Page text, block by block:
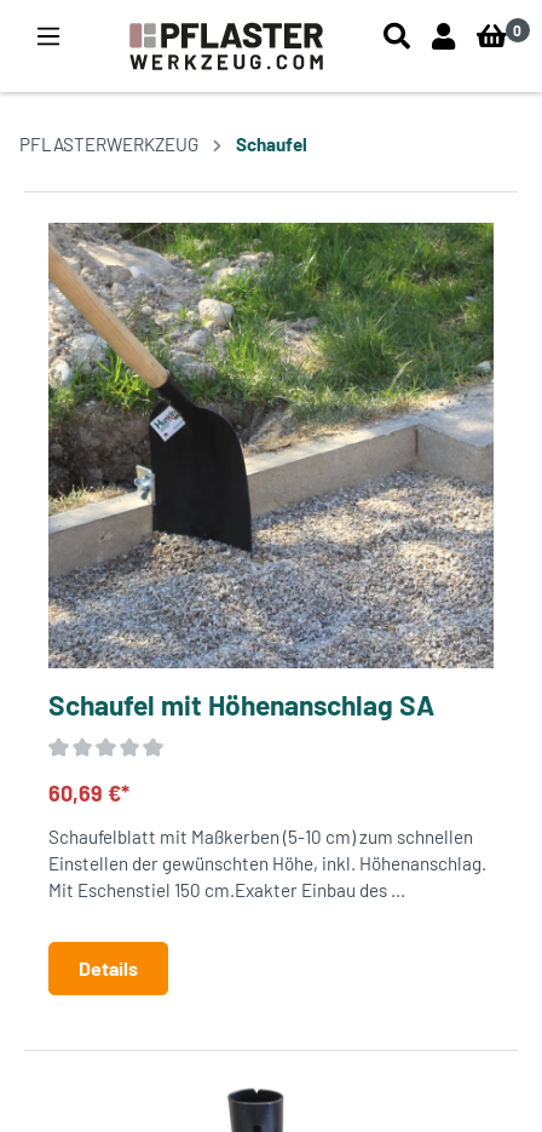
0
PFLASTERWERKZEUG Schaufel
Schaufel mit Höhenanschlag SA
60,69 €*
Schaufelblatt mit Maßkerben (5-10 cm) zum schnellen
Einstellen der gewünschten Höhe, inkl. Höhenanschlag.
Mit Eschenstiel 150 cm.Exakter Einbau des ...
Details